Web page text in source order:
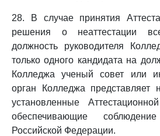
28. В случае принятия
решения о неаттестации
должность руководителя
только одного кандидата на
Колледжа ученый совет или
орган Колледжа представляет
установленные
обеспечивающие соблюдение
Российской Федерации.